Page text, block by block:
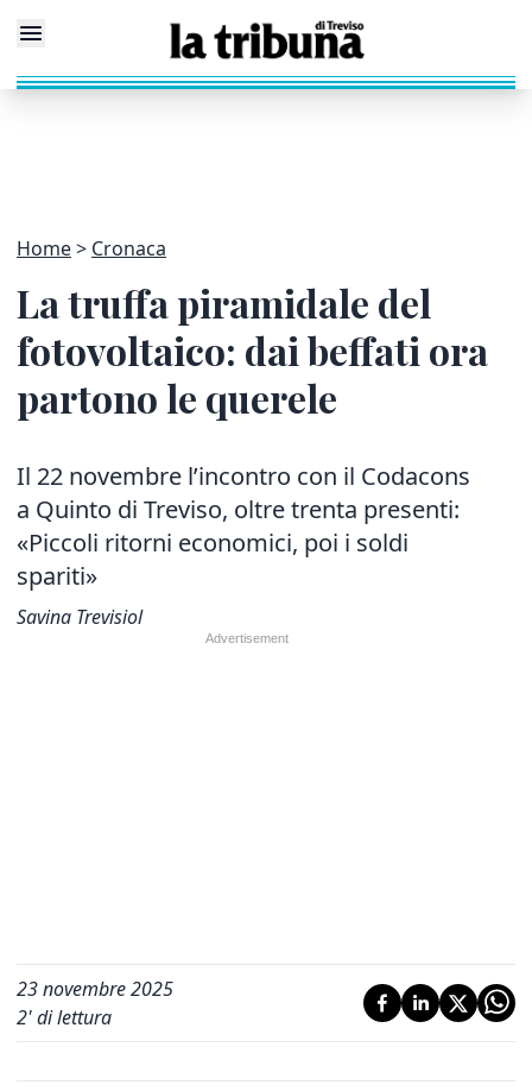
Home Cronaca
La truffa piramidale del
fotovoltaico: dai beffati ora
partono le querele
Il 22 novembre l’incontro con il Codacons
a Quinto di Treviso, oltre trenta presenti:
«Piccoli ritorni economici, poi i soldi
spariti»
Savina Trevisiol
23 novembre 2025
2' di lettura